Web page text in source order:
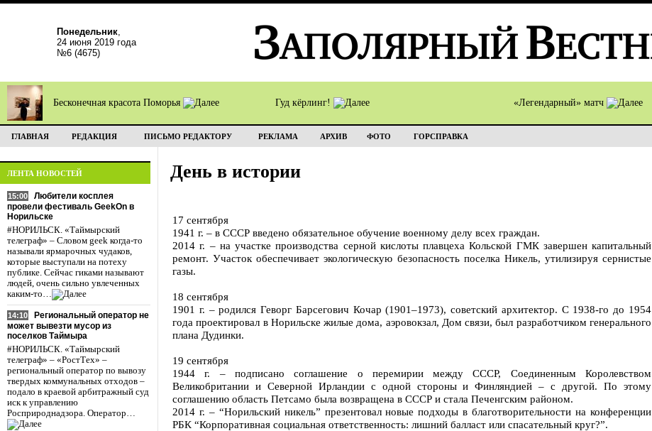
Понедельник,
24 июня 2019 года
№6 (4675)
Бесконечная красота Поморья Гуд кёрлинг! «Легендарный» матч
ГЛАВНАЯ РЕДАКЦИЯ ПИСЬМО РЕДАКТОРУ РЕКЛАМА АРХИВ ФОТО ГОРСПРАВКА
ЛЕНТА НОВОСТЕЙ
15:00
Любители косплея
провели фестиваль GeekOn в
Норильске
#НОРИЛЬСК. «Таймырский
телеграф» – Словом geek когда-то
называли ярмарочных чудаков,
которые выступали на потеху
публике. Сейчас гиками называют
людей, очень сильно увлеченных
каким-то…
14:10
Региональный оператор не
может вывезти мусор из
поселков Таймыра
#НОРИЛЬСК. «Таймырский
телеграф» – «РостТех» –
региональный оператор по вывозу
твердых коммунальных отходов –
подало в краевой арбитражный суд
иск к управлению
Росприроднадзора. Оператор…
День в истории
17 сентября
1941 г. – в СССР введено обязательное обучение военному делу всех граждан.
2014 г. – на участке производства серной кислоты плавцеха Кольской ГМК завершен капитальный
ремонт. Участок обеспечивает экологическую безопасность поселка Никель, утилизируя сернистые
газы.
18 сентября
1901 г. – родился Геворг Барсегович Кочар (1901–1973), советский архитектор. С 1938-го до 1954
года проектировал в Норильске жилые дома, аэровокзал, Дом связи, был разработчиком генерального
плана Дудинки.
19 сентября
1944 г. – подписано соглашение о перемирии между СССР, Соединенным Королевством
Великобритании и Северной Ирландии с одной стороны и Финляндией – с другой. По этому
соглашению область Петсамо была возвращена в СССР и стала Печенгским районом.
2014 г. – “Норильский никель” презентовал новые подходы в благотворительности на конференции
РБК “Корпоративная социальная ответственность: лишний балласт или спасательный круг?”.